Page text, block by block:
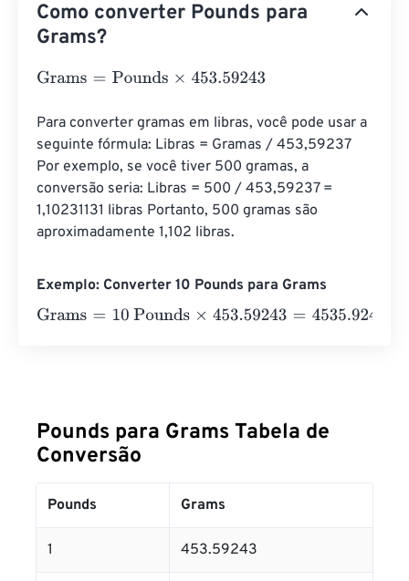
Como converter Pounds para
Grams?
Grams= Pounds×453.59243
Para converter gramas em libras, você pode usar a
seguinte fórmula: Libras = Gramas / 453,59237
Por exemplo, se você tiver 500 gramas, a
conversão seria: Libras = 500 / 453,59237 =
1,10231131 libras Portanto, 500 gramas são
aproximadamente 1,102 libras.
Exemplo: Converter 10 Pounds para Grams
Grams= 10 Pounds×453.59243=4535.9243 Grams
Pounds para Grams Tabela de
Conversão
Pounds Grams
1 453.59243